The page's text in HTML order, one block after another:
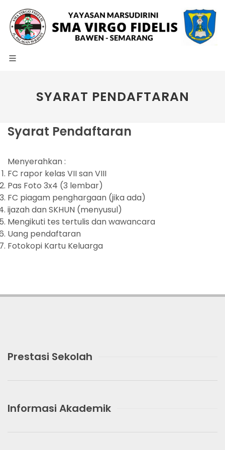
SYARAT PENDAFTARAN
Syarat Pendaftaran
Menyerahkan :
FC rapor kelas VII san VIII
Pas Foto 3x4 (3 lembar)
FC piagam penghargaan (jika ada)
ijazah dan SKHUN (menyusul)
Mengikuti tes tertulis dan wawancara
Uang pendaftaran
Fotokopi Kartu Keluarga
Prestasi Sekolah
Informasi Akademik